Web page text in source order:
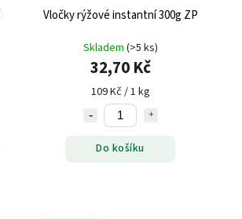
Vločky rýžové instantní 300g ZP
Skladem (>5 ks)
32,70 Kč
109 Kč / 1 kg
Do košíku